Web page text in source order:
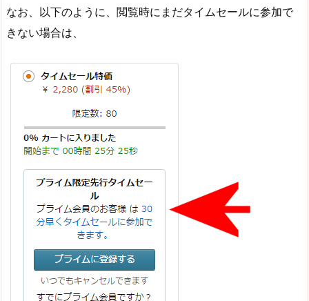
なお、以下のように、閲覧時にまだタイムセールに参加で
きない場合は、